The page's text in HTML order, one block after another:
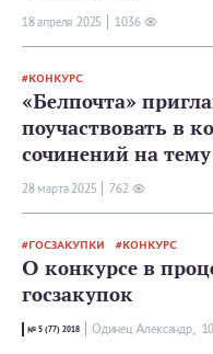
18 апреля 2025 1036
КОНКУРС
«Белпочта»
поучаствовать в
сочинений на
28 мартa 2025 762
ГОСЗАКУПКИ КОНКУРС
О конкурсе в
госзакупок
№ 5 (77) 2018 Одинец Александр,